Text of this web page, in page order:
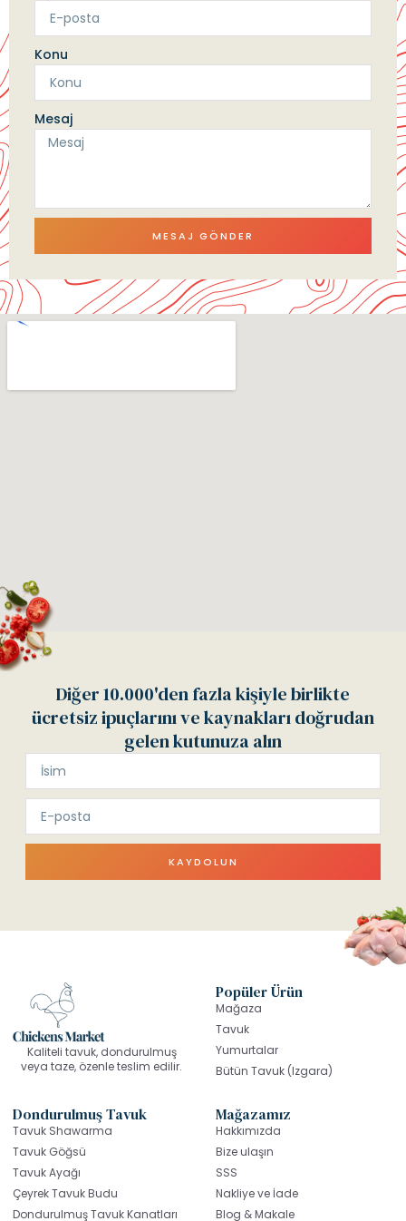
Konu
Mesaj
MESAJ GÖNDER
Diğer 10.000'den fazla kişiyle birlikte
ücretsiz ipuçlarını ve kaynakları doğrudan
gelen kutunuza alın
KAYDOLUN
Kaliteli tavuk, dondurulmuş
veya taze, özenle teslim edilir.
Popüler Ürün
Mağaza
Tavuk
Yumurtalar
Bütün Tavuk (Izgara)
Dondurulmuş Tavuk
Tavuk Shawarma
Tavuk Göğsü
Tavuk Ayağı
Çeyrek Tavuk Budu
Dondurulmuş Tavuk Kanatları
Mağazamız
Hakkımızda
Bize ulaşın
SSS
Nakliye ve İade
Blog & Makale